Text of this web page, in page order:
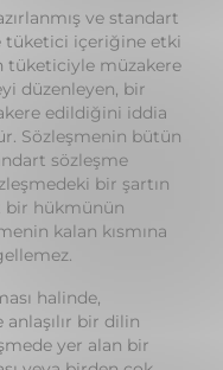
edildiğini iddia
Sözleşmenin bütün
sözleşme
bir şartın
bir hükmünün
kalan kısmına
halinde,
bir dilin
yer alan bir
veya birden çok
tüketicinin lehine
makamlar